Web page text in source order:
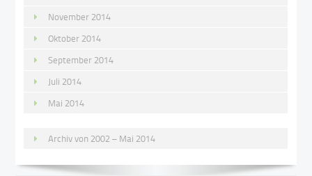
November 2014
Oktober 2014
September 2014
Juli 2014
Mai 2014
Archiv von 2002 – Mai 2014